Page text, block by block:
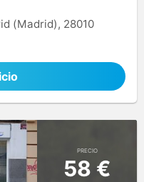
(Madrid), 28010
PRECIO
58 €